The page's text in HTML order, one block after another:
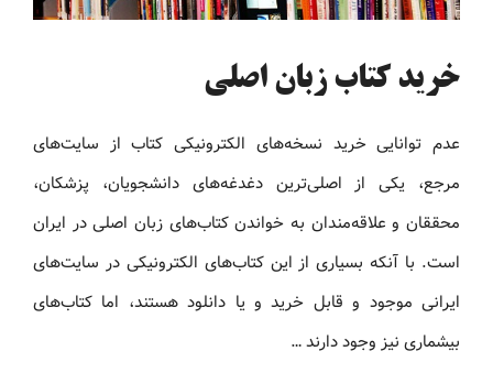
خرید کتاب زبان اصلی
عدم توانایی خرید نسخه‌های الکترونیکی کتاب‌ از سایت‌های
مرجع، یکی از اصلی‌ترین دغدغه‌های دانشجویان، پزشکان،
محققان و علاقه‌مندان به خواندن کتاب‌های زبان اصلی در ایران
است. با آنکه بسیاری از این کتاب‌های الکترونیکی در سایت‌های
ایرانی موجود و قابل خرید و یا دانلود هستند، اما کتاب‌های
بیشماری نیز وجود دارند …